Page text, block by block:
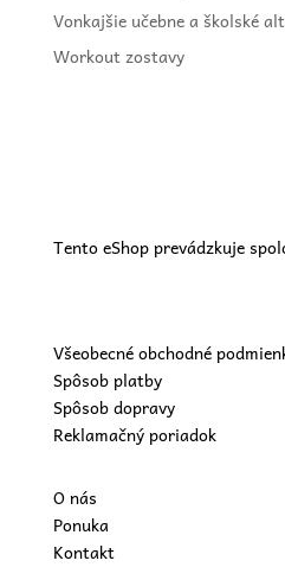
Vonkajšie učebne a školské
Workout zostavy
Tento eShop prevádzkuje
Všeobecné obchodné
Spôsob platby
Spôsob dopravy
Reklamačný poriadok
O nás
Ponuka
Kontakt